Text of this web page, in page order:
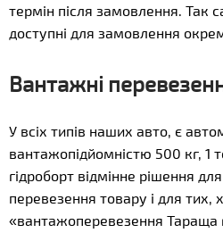
термін після замовлення. Так
доступні для замовлення
Вантажні
У всіх типів наших авто, є
вантажопідйомністю 500 кг, 1
гідроборт відмінне рішення для
перевезення товару і для тих,
«вантажоперевезення Тараща